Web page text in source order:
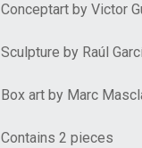
Conceptart by Victor
Sculpture by Raúl
Box art by Marc
Contains 2 pieces